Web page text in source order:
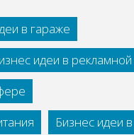
в гараже
идеи в
Бизнес идеи